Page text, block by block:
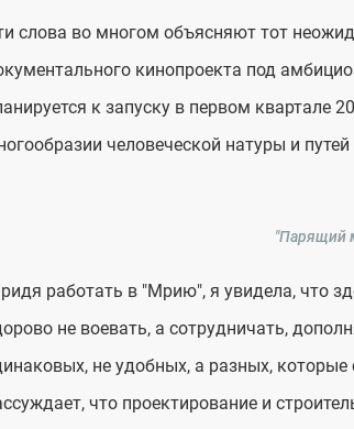
слова во многом объясняют тот
кинопроекта под
к запуску в первом квартале
человеческой натуры и
"Парящий
работать в "Мрию", я увидела, что
не воевать, а сотрудничать,
не удобных, а разных,
что проектирование и